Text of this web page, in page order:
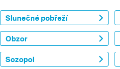
Slunečné pobřeží
Obzor
Sozopol